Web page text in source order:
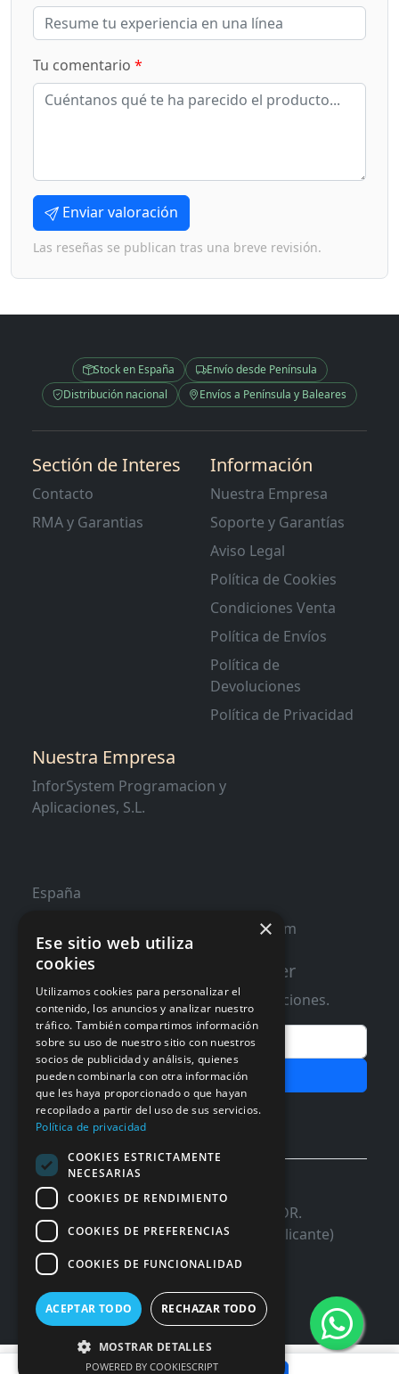
Tu comentario *
Enviar valoración
Las reseñas se publican tras una breve revisión.
Stock en España
Envío desde Península
Distribución nacional
Envíos a Península y Baleares
Sectión de Interes
Contacto
RMA y Garantias
Información
Nuestra Empresa
Soporte y Garantías
Aviso Legal
Política de Cookies
Condiciones Venta
Política de Envíos
Política de
Devoluciones
Política de Privacidad
Nuestra Empresa
InforSystem Programacion y
Aplicaciones, S.L.
España
contacto@distribucioninformatica.com
Suscribete a nuestro Newsletter
Te informaremos de ofertas y promociones.
Email
Subscribir
Aceptar Politica dePrivacidad
© 2026 InforSystem Programacion y
Aplicaciones, S.L. CIF: B54337985 | C/DR.
Marañon, 17 Local 5 | 03680 - ASPE (Alicante)
×
Ese sitio web utiliza
cookies
Utilizamos cookies para personalizar el
contenido, los anuncios y analizar nuestro
tráfico. También compartimos información
sobre su uso de nuestro sitio con nuestros
socios de publicidad y análisis, quienes
pueden combinarla con otra información
que les haya proporcionado o que hayan
recopilado a partir del uso de sus servicios.
Política de privacidad
COOKIES ESTRICTAMENTE
NECESARIAS
COOKIES DE RENDIMIENTO
COOKIES DE PREFERENCIAS
COOKIES DE FUNCIONALIDAD
ACEPTAR TODO RECHAZAR TODO
MOSTRAR DETALLES
POWERED BY COOKIESCRIPT